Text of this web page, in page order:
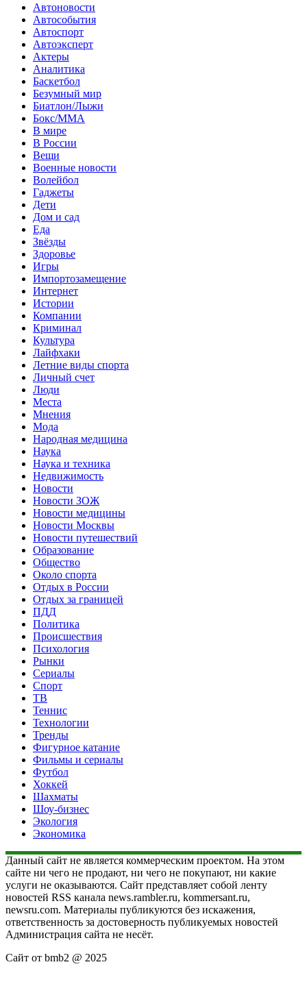
Автоновости
Автособытия
Автоспорт
Автоэксперт
Актеры
Аналитика
Баскетбол
Безумный мир
Биатлон/Лыжи
Бокс/MMA
В мире
В России
Вещи
Военные новости
Волейбол
Гаджеты
Дети
Дом и сад
Еда
Звёзды
Здоровье
Игры
Импортозамещение
Интернет
Истории
Компании
Криминал
Культура
Лайфхаки
Летние виды спорта
Личный счет
Люди
Места
Мнения
Мода
Народная медицина
Наука
Наука и техника
Недвижимость
Новости
Новости ЗОЖ
Новости медицины
Новости Москвы
Новости путешествий
Образование
Общество
Около спорта
Отдых в России
Отдых за границей
ПДД
Политика
Происшествия
Психология
Рынки
Сериалы
Спорт
ТВ
Теннис
Технологии
Тренды
Фигурное катание
Фильмы и сериалы
Футбол
Хоккей
Шахматы
Шоу-бизнес
Экология
Экономика
Данный сайт не является коммерческим проектом. На этом
сайте ни чего не продают, ни чего не покупают, ни какие
услуги не оказываются. Сайт представляет собой ленту
новостей RSS канала news.rambler.ru, kommersant.ru,
newsru.com. Материалы публикуются без искажения,
ответственность за достоверность публикуемых новостей
Администрация сайта не несёт.
Сайт от bmb2 @ 2025